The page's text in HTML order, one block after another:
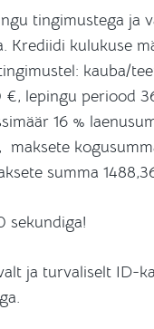
tingimustega ja
Krediidi kulukuse
kauba/
€, lepingu periood
16 %
maksete
summa
sekundiga!
ja turvaliselt ID-